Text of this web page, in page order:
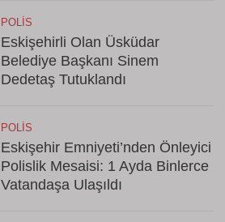
POLIS
Eskişehirli Olan Üsküdar
Belediye Başkanı Sinem
Dedetaş Tutuklandı
POLIS
Eskişehir Emniyeti’nden Önleyici
Polislik Mesaisi: 1 Ayda Binlerce
Vatandaşa Ulaşıldı